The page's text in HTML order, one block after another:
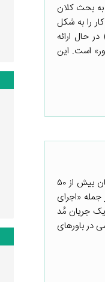
به بحث کلان
را به شکل
حال ارائه
است. این
این مطلب ابتدا در وبلاگ طرح نجات جهانی منتشرشده است. طرح نجات جهانی (GDI) مشارکتی است میان بیش از ۵۰
«اجرای
یک جریان مُد
در باورهای